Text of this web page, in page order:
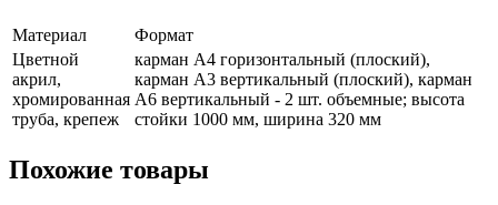
Материал
Формат
Цветной
акрил,
хромированная
труба, крепеж
карман А4 горизонтальный (плоский),
карман А3 вертикальный (плоский), карман
А6 вертикальный - 2 шт. объемные; высота
стойки 1000 мм, ширина 320 мм
Похожие товары